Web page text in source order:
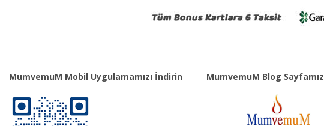
MumvemuM Mobil Uygulamamızı İndirin MumvemuM Blog Sayfamız